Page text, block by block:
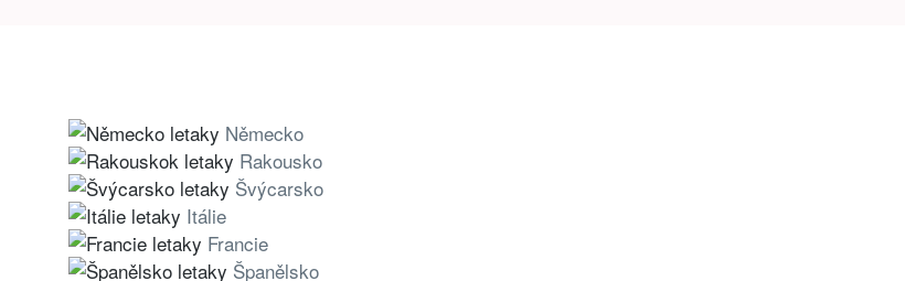
Německo
Rakousko
Švýcarsko
Itálie
Francie
Španělsko